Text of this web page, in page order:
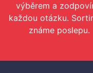
výběrem a
každou otázku.
známe poslepu.